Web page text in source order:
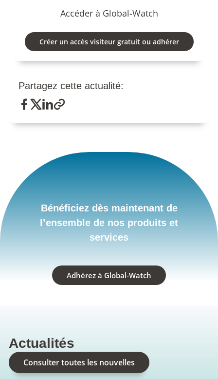
Accéder à Global-Watch
Créer un accès visiteur gratuit ou adhérer
Partagez cette actualité:
Bénéficiez dès maintenant de
l’ensemble de nos produits et
services
Adhérez à Global-Watch
Actualités
Consulter toutes les nouvelles